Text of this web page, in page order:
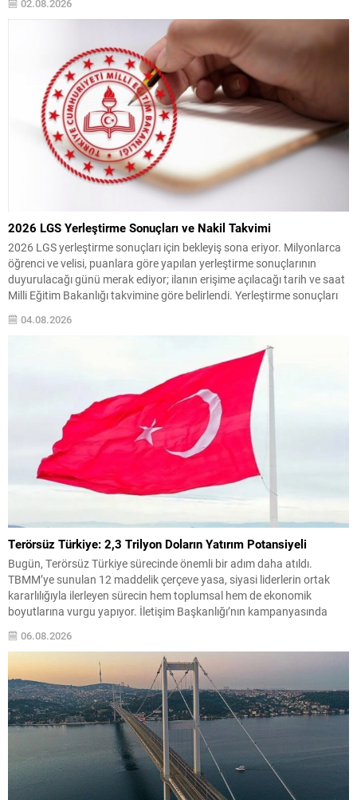
çocuklara özgü koruyucu tedbirler ve izleme mekanizmalarını
güçlendirmek olarak özetlenebilir. Ceza Aralığında Değişiklikler...
02.08.2026
2026 LGS Yerleştirme Sonuçları ve Nakil Takvimi
2026 LGS yerleştirme sonuçları için bekleyiş sona eriyor. Milyonlarca
öğrenci ve velisi, puanlara göre yapılan yerleştirme sonuçlarının
duyurulacağı günü merak ediyor; ilanın erişime açılacağı tarih ve saat
Milli Eğitim Bakanlığı takvimine göre belirlendi. Yerleştirme sonuçları
ve boş kalan kontenjanlar, 5 Ağustos Çarşamba günü meb.gov.tr
adresinde yayımlanacak. Sonuçların öğle saatleri civarında...
04.08.2026
Terörsüz Türkiye: 2,3 Trilyon Doların Yatırım Potansiyeli
Bugün, Terörsüz Türkiye sürecinde önemli bir adım daha atıldı.
TBMM’ye sunulan 12 maddelik çerçeve yasa, siyasi liderlerin ortak
kararlılığıyla ilerleyen sürecin hem toplumsal hem de ekonomik
boyutlarına vurgu yapıyor. İletişim Başkanlığı’nın kampanyasında
maliyetin büyüklüğünü somut örneklerle ortaya koyuyor. Hazırlanan
çalışmaya göre terörün ülkeye...
06.08.2026